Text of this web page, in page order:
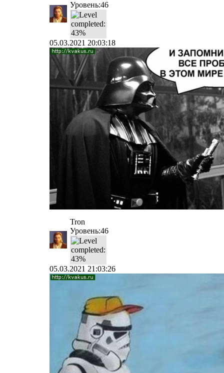
Уровень:46
05.03.2021 20:03:18
Tron
Уровень:46
05.03.2021 21:03:26